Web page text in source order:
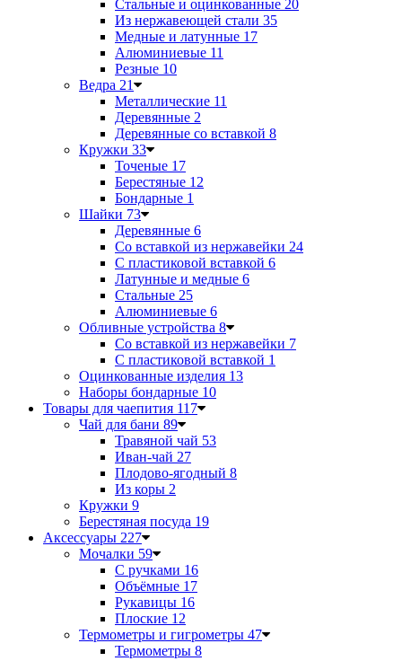
Стальные и оцинкованные 20
Из нержавеющей стали 35
Медные и латунные 17
Алюминиевые 11
Резные 10
Ведра 21
Металлические 11
Деревянные 2
Деревянные со вставкой 8
Кружки 33
Точеные 17
Берестяные 12
Бондарные 1
Шайки 73
Деревянные 6
Со вставкой из нержавейки 24
С пластиковой вставкой 6
Латунные и медные 6
Стальные 25
Алюминиевые 6
Обливные устройства 8
Со вставкой из нержавейки 7
С пластиковой вставкой 1
Оцинкованные изделия 13
Наборы бондарные 10
Товары для чаепития 117
Чай для бани 89
Травяной чай 53
Иван-чай 27
Плодово-ягодный 8
Из коры 2
Кружки 9
Берестяная посуда 19
Аксессуары 227
Мочалки 59
С ручками 16
Объёмные 17
Рукавицы 16
Плоские 12
Термометры и гигрометры 47
Термометры 8